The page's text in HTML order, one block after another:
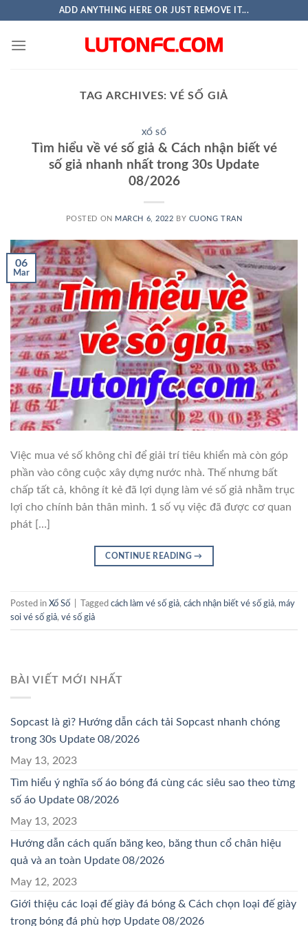
content
ADD ANYTHING HERE OR JUST REMOVE IT...
TAG ARCHIVES: VÉ SỐ GIẢ
XỔ SỐ
Tìm hiểu về vé số giả & Cách nhận biết vé
số giả nhanh nhất trong 30s Update
08/2026
POSTED ON MARCH 6, 2022 BY CUONG TRAN
06
Mar
Việc mua vé số không chỉ để giải trí tiêu khiển mà còn góp
phần vào công cuộc xây dựng nước nhà. Thế nhưng bất
chấp tất cả, không ít kẻ đã lợi dụng làm vé số giả nhằm trục
lợi cho chính bản thân mình. 1 số vụ việc đã được cơ quan
phát […]
CONTINUE READING→
Posted in Xổ Số Tagged cách làm vé số giả, cách nhận biết vé số giả, máy
soi vé số giả, vé số giả
BÀI VIẾT MỚI NHẤT
Sopcast là gì? Hướng dẫn cách tải Sopcast nhanh chóng
trong 30s Update 08/2026
May 13, 2023
Tìm hiểu ý nghĩa số áo bóng đá cùng các siêu sao theo từng
số áo Update 08/2026
May 13, 2023
Hướng dẫn cách quấn băng keo, băng thun cổ chân hiệu
quả và an toàn Update 08/2026
May 12, 2023
Giới thiệu các loại đế giày đá bóng & Cách chọn loại đế giày
trong bóng đá phù hợp Update 08/2026